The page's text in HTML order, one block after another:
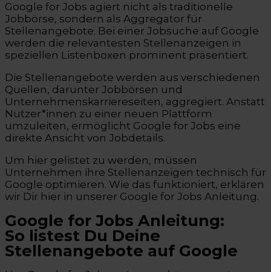
Google for Jobs agiert nicht als traditionelle
Jobbörse, sondern als Aggregator für
Stellenangebote. Bei einer Jobsuche auf Google
werden die relevantesten Stellenanzeigen in
speziellen Listenboxen prominent präsentiert.
Die Stellenangebote werden aus verschiedenen
Quellen, darunter Jobbörsen und
Unternehmenskarriereseiten, aggregiert. Anstatt
Nutzer*innen zu einer neuen Plattform
umzuleiten, ermöglicht Google for Jobs eine
direkte Ansicht von Jobdetails.
Um hier gelistet zu werden, müssen
Unternehmen ihre Stellenanzeigen technisch für
Google optimieren. Wie das funktioniert, erklären
wir Dir hier in unserer Google for Jobs Anleitung.
Google for Jobs Anleitung:
So listest Du Deine
Stellenangebote auf Google